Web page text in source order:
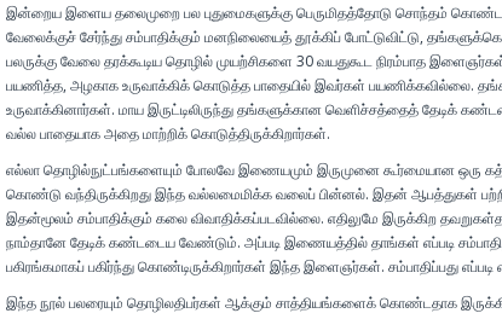
இன்றைய இளைய தலைமுறை பல புதுமைகளுக்கு பெருமிதத்தோடு சொந்தம்
வேலைக்குச் சேர்ந்து சம்பாதிக்கும் மனநிலையைத் தூக்கிப் போட்டுவிட்டு,
பலருக்கு வேலை தரக்கூடிய தொழில் முயற்சிகளை 30 வயதுகூட நிரம்பாத
பயணித்த, அழகாக உருவாக்கிக் கொடுத்த பாதையில் இவர்கள் பயணிக்கவில்லை.
உருவாக்கினார்கள். மாய இருட்டிலிருந்து தங்களுக்கான வெளிச்சத்தைத் தேடிக்
வல்ல பாதையாக அதை மாற்றிக் கொடுத்திருக்கிறார்கள்.
எல்லா தொழில்நுட்பங்களையும் போலவே இணையமும் இருமுனை கூர்மையான ஒரு
கொண்டு வந்திருக்கிறது இந்த வல்லமைமிக்க வலைப் பின்னல். இதன் ஆபத்துகள்
இதன்மூலம் சம்பாதிக்கும் கலை விவாதிக்கப்படவில்லை. எதிலுமே இருக்கிற
நாம்தானே தேடிக் கண்டடைய வேண்டும். அப்படி இணையத்தில் தாங்கள் எப்படி
பகிரங்கமாகப் பகிர்ந்து கொண்டிருக்கிறார்கள் இந்த இளைஞர்கள். சம்பாதிப்பது எப்படி
இந்த நூல் பலரையும் தொழிலதிபர்கள் ஆக்கும் சாத்தியங்களைக் கொண்டதாக